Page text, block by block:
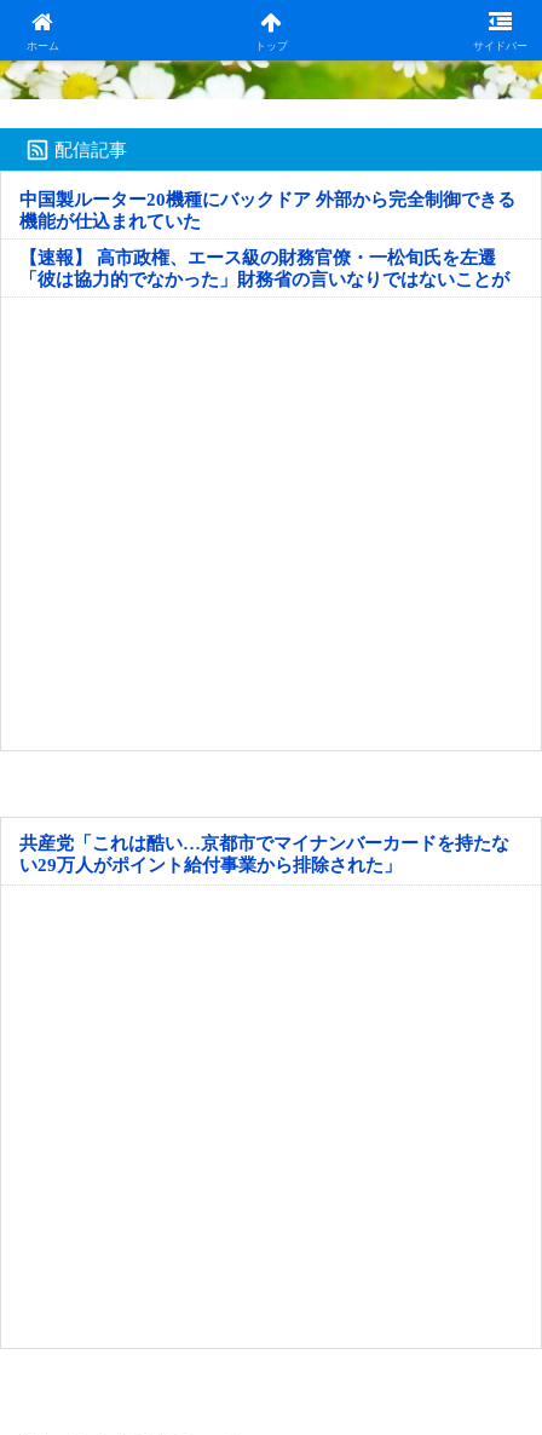
ホーム トップ サイドバー
日本第一！ニュース録
配信記事
中国製ルーター20機種にバックドア 外部から完全制御できる
機能が仕込まれていた
【速報】 高市政権、エース級の財務官僚・一松旬氏を左遷
「彼は協力的でなかった」財務省の言いなりではないことが
判明
共産党「これは酷い…京都市でマイナンバーカードを持たな
い29万人がポイント給付事業から排除された」